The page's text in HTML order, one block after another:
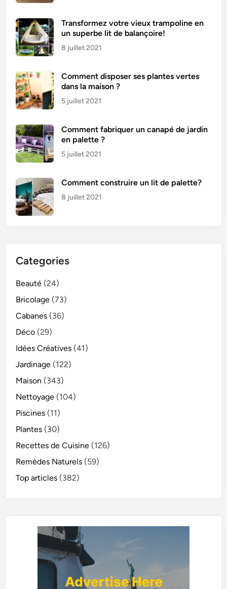
Transformez votre vieux trampoline en
un superbe lit de balançoire!
8 juillet 2021
Comment disposer ses plantes vertes
dans la maison ?
5 juillet 2021
Comment fabriquer un canapé de jardin
en palette ?
5 juillet 2021
Comment construire un lit de palette?
8 juillet 2021
Categories
Beauté (24)
Bricolage (73)
Cabanes (36)
Déco (29)
Idées Créatives (41)
Jardinage (122)
Maison (343)
Nettoyage (104)
Piscines (11)
Plantes (30)
Recettes de Cuisine (126)
Remèdes Naturels (59)
Top articles (382)